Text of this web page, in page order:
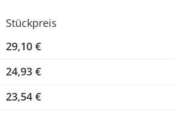
Stückpreis
29,10 €
24,93 €
23,54 €